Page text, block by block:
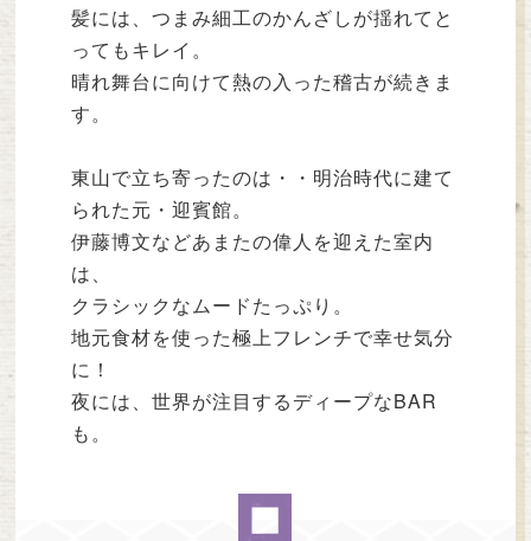
髪には、つまみ細工のかんざしが揺れてと
ってもキレイ。
晴れ舞台に向けて熱の入った稽古が続きま
す。
東山で立ち寄ったのは・・明治時代に建て
られた元・迎賓館。
伊藤博文などあまたの偉人を迎えた室内
は、
クラシックなムードたっぷり。
地元食材を使った極上フレンチで幸せ気分
に！
夜には、世界が注目するディープなBAR
も。